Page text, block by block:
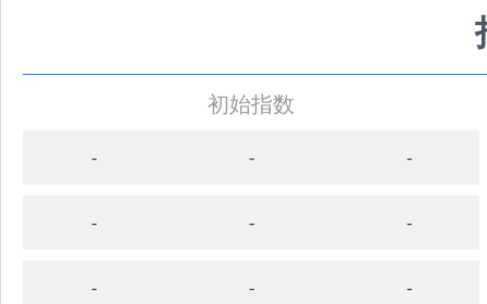
初始指数
- - -
- - -
- - -